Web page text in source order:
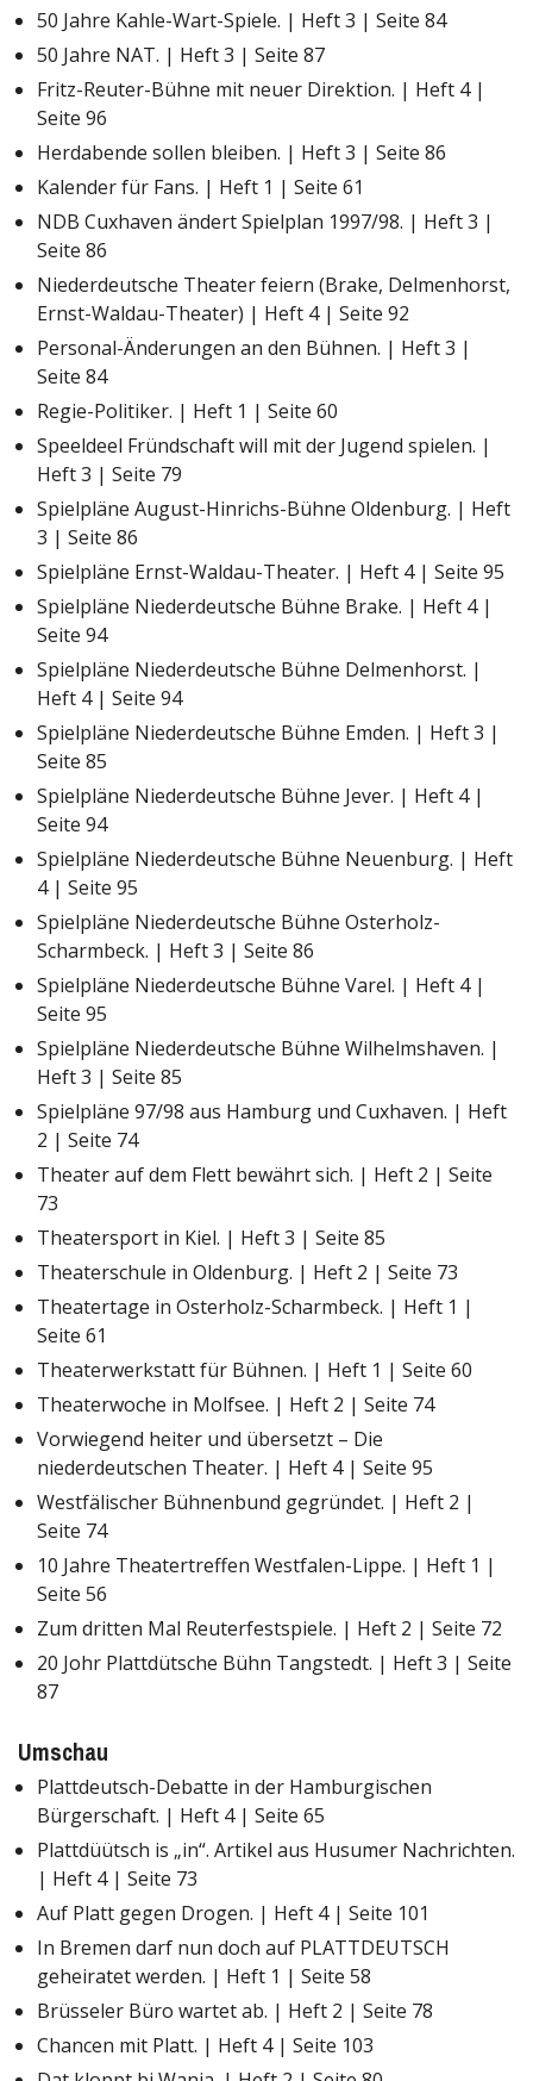
50 Jahre Kahle-Wart-Spiele. | Heft 3 | Seite 84
50 Jahre NAT. | Heft 3 | Seite 87
Fritz-Reuter-Bühne mit neuer Direktion. | Heft 4 |
Seite 96
Herdabende sollen bleiben. | Heft 3 | Seite 86
Kalender für Fans. | Heft 1 | Seite 61
NDB Cuxhaven ändert Spielplan 1997/98. | Heft 3 |
Seite 86
Niederdeutsche Theater feiern (Brake, Delmenhorst,
Ernst-Waldau-Theater) | Heft 4 | Seite 92
Personal-Änderungen an den Bühnen. | Heft 3 |
Seite 84
Regie-Politiker. | Heft 1 | Seite 60
Speeldeel Fründschaft will mit der Jugend spielen. |
Heft 3 | Seite 79
Spielpläne August-Hinrichs-Bühne Oldenburg. | Heft
3 | Seite 86
Spielpläne Ernst-Waldau-Theater. | Heft 4 | Seite 95
Spielpläne Niederdeutsche Bühne Brake. | Heft 4 |
Seite 94
Spielpläne Niederdeutsche Bühne Delmenhorst. |
Heft 4 | Seite 94
Spielpläne Niederdeutsche Bühne Emden. | Heft 3 |
Seite 85
Spielpläne Niederdeutsche Bühne Jever. | Heft 4 |
Seite 94
Spielpläne Niederdeutsche Bühne Neuenburg. | Heft
4 | Seite 95
Spielpläne Niederdeutsche Bühne Osterholz-
Scharmbeck. | Heft 3 | Seite 86
Spielpläne Niederdeutsche Bühne Varel. | Heft 4 |
Seite 95
Spielpläne Niederdeutsche Bühne Wilhelmshaven. |
Heft 3 | Seite 85
Spielpläne 97/98 aus Hamburg und Cuxhaven. | Heft
2 | Seite 74
Theater auf dem Flett bewährt sich. | Heft 2 | Seite
73
Theatersport in Kiel. | Heft 3 | Seite 85
Theaterschule in Oldenburg. | Heft 2 | Seite 73
Theatertage in Osterholz-Scharmbeck. | Heft 1 |
Seite 61
Theaterwerkstatt für Bühnen. | Heft 1 | Seite 60
Theaterwoche in Molfsee. | Heft 2 | Seite 74
Vorwiegend heiter und übersetzt – Die
niederdeutschen Theater. | Heft 4 | Seite 95
Westfälischer Bühnenbund gegründet. | Heft 2 |
Seite 74
10 Jahre Theatertreffen Westfalen-Lippe. | Heft 1 |
Seite 56
Zum dritten Mal Reuterfestspiele. | Heft 2 | Seite 72
20 Johr Plattdütsche Bühn Tangstedt. | Heft 3 | Seite
87
Umschau
Plattdeutsch-Debatte in der Hamburgischen
Bürgerschaft. | Heft 4 | Seite 65
Plattdüütsch is „in“. Artikel aus Husumer Nachrichten.
| Heft 4 | Seite 73
Auf Platt gegen Drogen. | Heft 4 | Seite 101
In Bremen darf nun doch auf PLATTDEUTSCH
geheiratet werden. | Heft 1 | Seite 58
Brüsseler Büro wartet ab. | Heft 2 | Seite 78
Chancen mit Platt. | Heft 4 | Seite 103